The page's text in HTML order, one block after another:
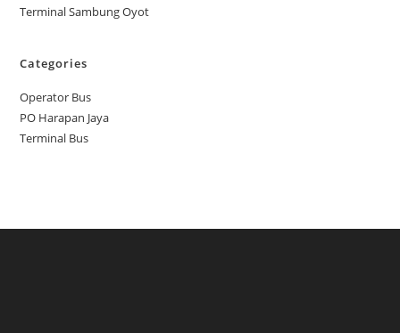
Terminal Sambung Oyot
Categories
Operator Bus
PO Harapan Jaya
Terminal Bus